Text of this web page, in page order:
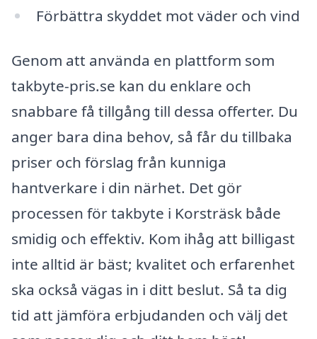
Förbättra skyddet mot väder och vind
Genom att använda en plattform som
takbyte-pris.se kan du enklare och
snabbare få tillgång till dessa offerter. Du
anger bara dina behov, så får du tillbaka
priser och förslag från kunniga
hantverkare i din närhet. Det gör
processen för takbyte i Korsträsk både
smidig och effektiv. Kom ihåg att billigast
inte alltid är bäst; kvalitet och erfarenhet
ska också vägas in i ditt beslut. Så ta dig
tid att jämföra erbjudanden och välj det